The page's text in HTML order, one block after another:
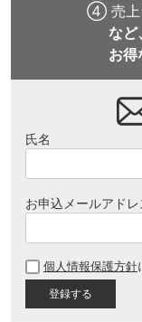
④ 売上
など
お得
氏名
お申込メールアドレ
個人情報保護方針